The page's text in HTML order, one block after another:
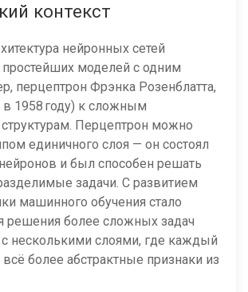
контекст
нейронных сетей
простейших моделей с одним
перцептрон Фрэнка Розенблатта,
1958 году) к сложным
Перцептрон можно
единичного слоя — он состоял
и был способен решать
задачи. С развитием
машинного обучения стало
решения более сложных задач
с несколькими слоями, где каждый
более абстрактные признаки из